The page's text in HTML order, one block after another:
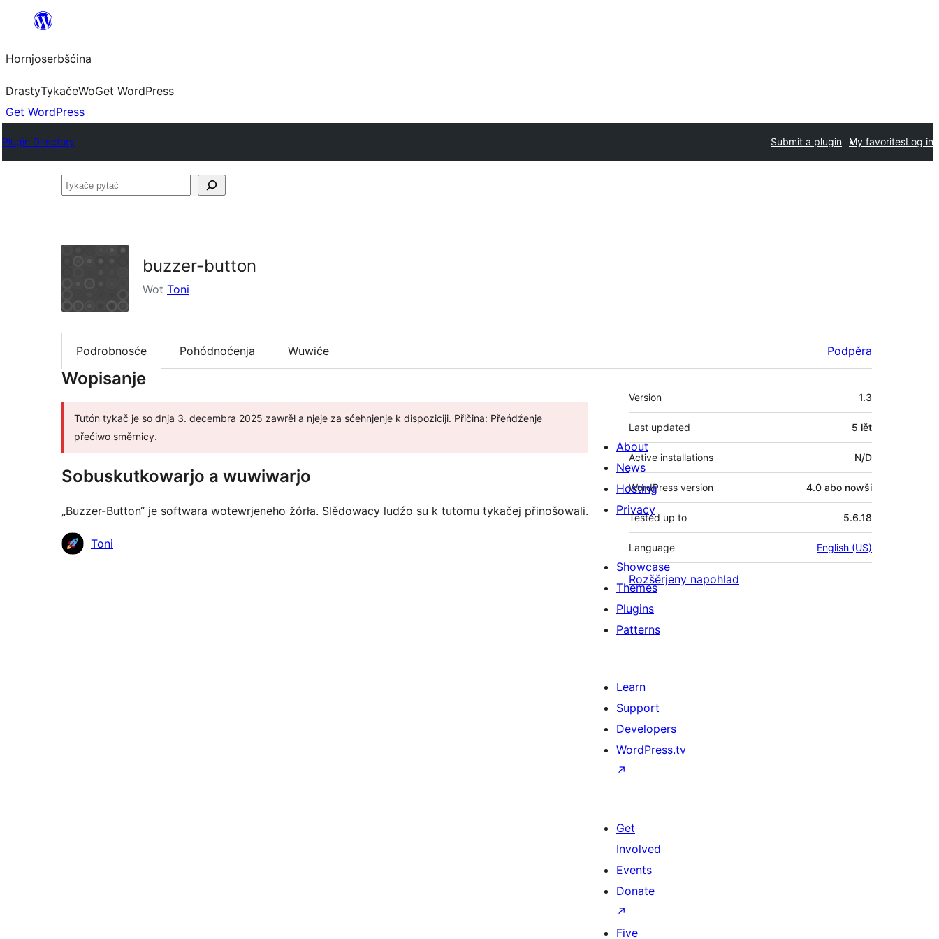
wobsahej
Hornjoserbšćina
DrastyTykačeWoGet WordPress
Get WordPress
Plugin Directory Submit a plugin My favoritesLog in
Tykače
buzzer-button
Wot Toni
Podrobnosće Pohódnoćenja Wuwiće Podpěra
Wopisanje
Tutón tykač je so dnja 3. decembra 2025 zawrěł a njeje za sćehnjenje k dispoziciji. Přičina: Přeńdźenje
přećiwo směrnicy.
Sobuskutkowarjo a wuwiwarjo
„Buzzer-Button“ je softwara wotewrjeneho žórła. Slědowacy ludźo su k tutomu tykačej přinošowali.
Sobuskutkowarjo
Toni
Meta
Version 1.3
Last updated 5 lět
Active installations N/D
WordPress version 4.0 abo nowši
Tested up to 5.6.18
Language English (US)
Rozšěrjeny napohlad
About
News
Hosting
Privacy
Showcase
Themes
Plugins
Patterns
Learn
Support
Developers
WordPress.tv
↗
Get
Involved
Events
Donate
↗
Five